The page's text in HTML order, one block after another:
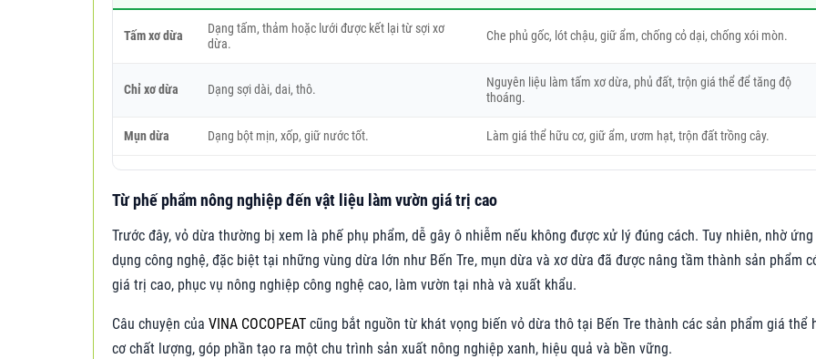
Tấm xơ dừa
Dạng tấm, thảm hoặc lưới được kết lại từ sợi xơ
dừa.
Che phủ gốc, lót chậu, giữ ẩm, chống cỏ dại, chống xói mòn.
Chỉ xơ dừa Dạng sợi dài, dai, thô.
Nguyên liệu làm tấm xơ dừa, phủ đất, trộn giá thể để tăng độ
thoáng.
Mụn dừa Dạng bột mịn, xốp, giữ nước tốt. Làm giá thể hữu cơ, giữ ẩm, ươm hạt, trộn đất trồng cây.
Từ phế phẩm nông nghiệp đến vật liệu làm vườn giá trị cao
Trước đây, vỏ dừa thường bị xem là phế phụ phẩm, dễ gây ô nhiễm nếu không được xử lý đúng cách. Tuy nhiên, nhờ ứng
dụng công nghệ, đặc biệt tại những vùng dừa lớn như Bến Tre, mụn dừa và xơ dừa đã được nâng tầm thành sản phẩm
giá trị cao, phục vụ nông nghiệp công nghệ cao, làm vườn tại nhà và xuất khẩu.
Câu chuyện của VINA COCOPEAT cũng bắt nguồn từ khát vọng biến vỏ dừa thô tại Bến Tre thành các sản phẩm giá thể
cơ chất lượng, góp phần tạo ra một chu trình sản xuất nông nghiệp xanh, hiệu quả và bền vững.